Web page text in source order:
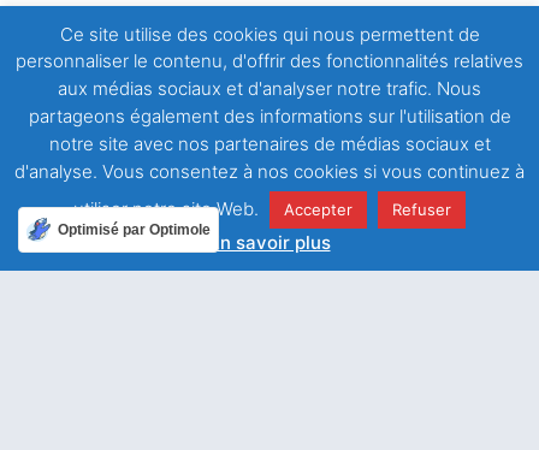
ARTICLE PRÉCÉDENT
Le Seigneur relève doucement
ARTICLE SUIVANT
Qui est-il ?
Ce site utilise des cookies qui nous permettent de
personnaliser le contenu, d'offrir des fonctionnalités relatives
aux médias sociaux et d'analyser notre trafic. Nous
partageons également des informations sur l'utilisation de
notre site avec nos partenaires de médias sociaux et
d'analyse. Vous consentez à nos cookies si vous continuez à
utiliser notre site Web.
Accepter Refuser
En savoir plus
Optimisé par Optimole